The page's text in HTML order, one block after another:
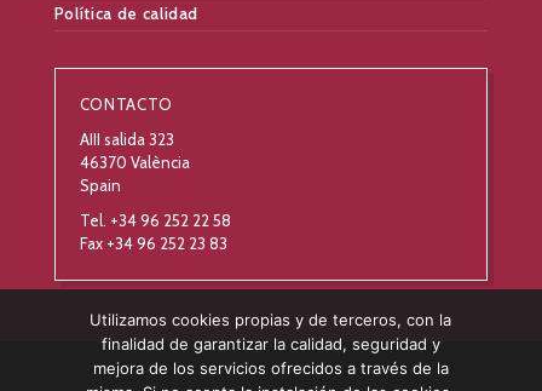
Política de calidad
CONTACTO
AIII salida 323
46370 València
Spain
Tel. +34 96 252 22 58
Fax +34 96 252 23 83
Utilizamos cookies propias y de terceros, con la
finalidad de garantizar la calidad, seguridad y
mejora de los servicios ofrecidos a través de la